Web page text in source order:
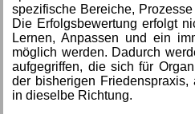
spezifische Bereiche,
Die Erfolgsbewertung erfolgt
Lernen, Anpassen und ein
möglich werden. Dadurch
aufgegriffen, die sich für
der bisherigen Friedenspraxis,
in dieselbe Richtung.